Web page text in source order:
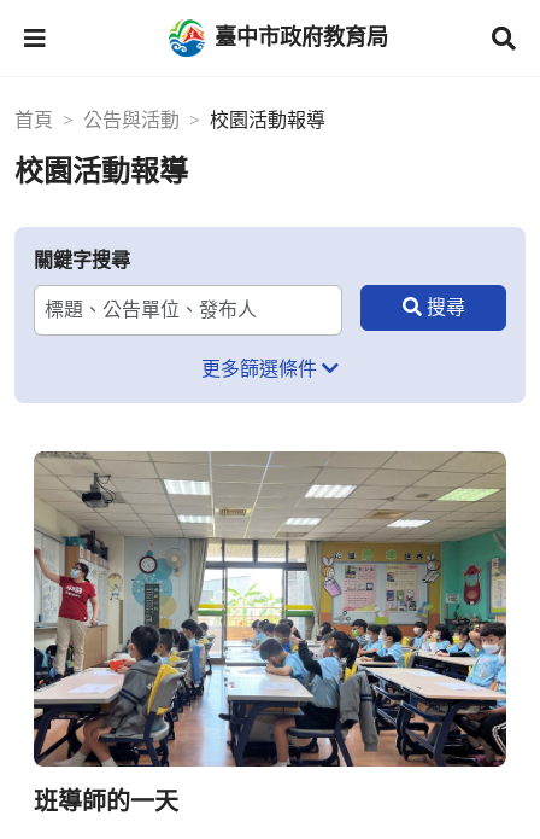
臺中市政府教育局
首頁 公告與活動 校園活動報導
校園活動報導
關鍵字搜尋
更多篩選條件
班導師的一天